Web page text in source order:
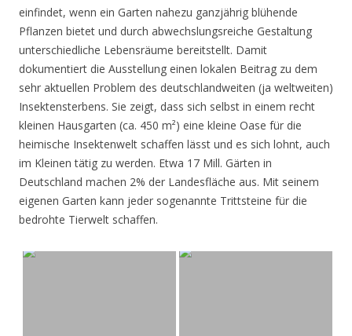
einfindet, wenn ein Garten nahezu ganzjährig blühende
Pflanzen bietet und durch abwechslungsreiche Gestaltung
unterschiedliche Lebensräume bereitstellt. Damit
dokumentiert die Ausstellung einen lokalen Beitrag zu dem
sehr aktuellen Problem des deutschlandweiten (ja weltweiten)
Insektensterbens. Sie zeigt, dass sich selbst in einem recht
kleinen Hausgarten (ca. 450 m²) eine kleine Oase für die
heimische Insektenwelt schaffen lässt und es sich lohnt, auch
im Kleinen tätig zu werden. Etwa 17 Mill. Gärten in
Deutschland machen 2% der Landesfläche aus. Mit seinem
eigenen Garten kann jeder sogenannte Trittsteine für die
bedrohte Tierwelt schaffen.